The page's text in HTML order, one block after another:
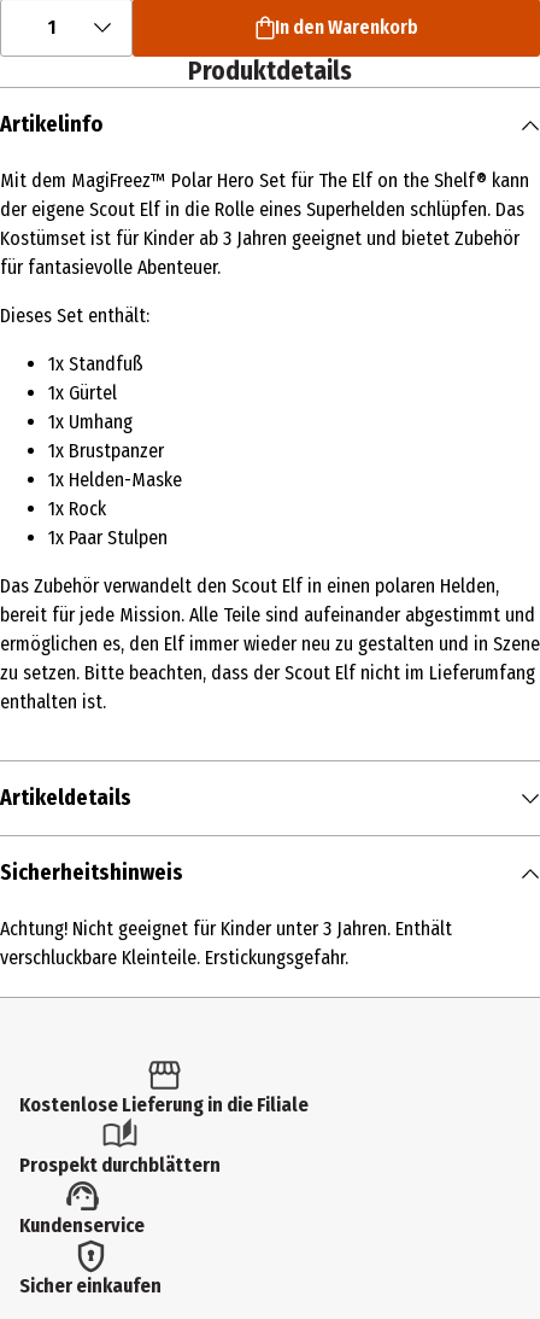
1 In den Warenkorb
Produktdetails
Artikelinfo
Mit dem MagiFreez™ Polar Hero Set für The Elf on the Shelf® kann
der eigene Scout Elf in die Rolle eines Superhelden schlüpfen. Das
Kostümset ist für Kinder ab 3 Jahren geeignet und bietet Zubehör
für fantasievolle Abenteuer.
Dieses Set enthält:
1x Standfuß
1x Gürtel
1x Umhang
1x Brustpanzer
1x Helden-Maske
1x Rock
1x Paar Stulpen
Das Zubehör verwandelt den Scout Elf in einen polaren Helden,
bereit für jede Mission. Alle Teile sind aufeinander abgestimmt und
ermöglichen es, den Elf immer wieder neu zu gestalten und in Szene
zu setzen. Bitte beachten, dass der Scout Elf nicht im Lieferumfang
enthalten ist.
Artikeldetails
Inhalt
Produkttyp
Zielgruppe
Kindergartenkinder
Hersteller
HCM Kinzel GmbH
Herstelleradresse
Sicherheitshinweis
Achtung! Nicht geeignet für Kinder unter 3 Jahren. Enthält
verschluckbare Kleinteile. Erstickungsgefahr.
Kostenlose Lieferung in die Filiale
Prospekt durchblättern
Kundenservice
Sicher einkaufen